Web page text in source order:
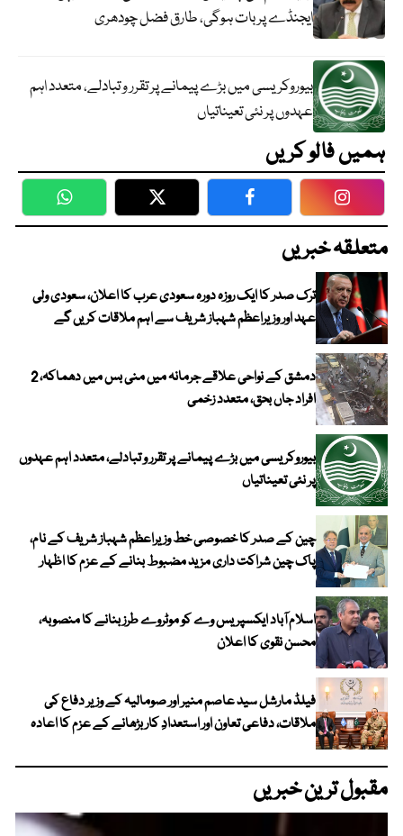
ایجنڈے پر بات ہوگی، طارق فضل چودھری
بیوروکریسی میں بڑے پیمانے پر تقرر و تبادلے، متعدد اہم
عہدوں پر نئی تعیناتیاں
ہمیں فالو کریں
WhatsApp Twitter Facebook
متعلقہ خبریں
ترک صدر کا ایک روزہ دورہ سعودی عرب کا اعلان، سعودی ولی
عہد اور وزیراعظم شہباز شریف سے اہم ملاقات کریں گے
دمشق کے نواحی علاقے جرمانہ میں منی بس میں دھماکہ، 2
افراد جاں بحق، متعدد زخمی
بیوروکریسی میں بڑے پیمانے پر تقرر و تبادلے، متعدد اہم عہدوں
پر نئی تعیناتیاں
چین کے صدر کا خصوصی خط وزیراعظم شہباز شریف کے نام،
پاک چین شراکت داری مزید مضبوط بنانے کے عزم کا اظہار
اسلام آباد ایکسپریس وے کو موٹروے طرز بنانے کا منصوبہ،
محسن نقوی کا اعلان
فیلڈ مارشل سید عاصم منیر اور صومالیہ کے وزیر دفاع کی
ملاقات، دفاعی تعاون اور استعدادِ کار بڑھانے کے عزم کا اعادہ
مقبول ترین خبریں